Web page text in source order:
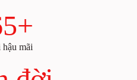
mãi